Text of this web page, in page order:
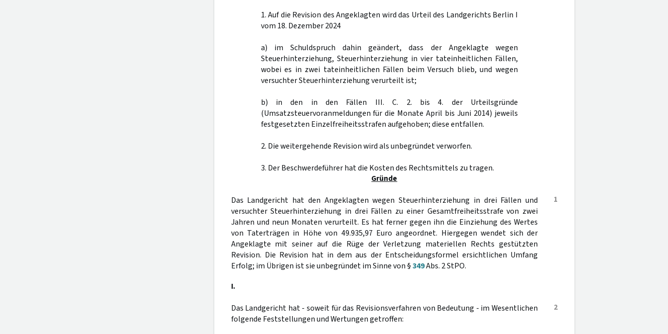
1. Auf die Revision des Angeklagten wird das Urteil des Landgerichts Berlin I
vom 18. Dezember 2024
a) im Schuldspruch dahin geändert, dass der Angeklagte wegen
Steuerhinterziehung, Steuerhinterziehung in vier tateinheitlichen Fällen,
wobei es in zwei tateinheitlichen Fällen beim Versuch blieb, und wegen
versuchter Steuerhinterziehung verurteilt ist;
b) in den in den Fällen III. C. 2. bis 4. der Urteilsgründe
(Umsatzsteuervoranmeldungen für die Monate April bis Juni 2014) jeweils
festgesetzten Einzelfreiheitsstrafen aufgehoben; diese entfallen.
2. Die weitergehende Revision wird als unbegründet verworfen.
3. Der Beschwerdeführer hat die Kosten des Rechtsmittels zu tragen.
Gründe
1
Das Landgericht hat den Angeklagten wegen Steuerhinterziehung in drei Fällen und
versuchter Steuerhinterziehung in drei Fällen zu einer Gesamtfreiheitsstrafe von zwei
Jahren und neun Monaten verurteilt. Es hat ferner gegen ihn die Einziehung des Wertes
von Taterträgen in Höhe von 49.935,97 Euro angeordnet. Hiergegen wendet sich der
Angeklagte mit seiner auf die Rüge der Verletzung materiellen Rechts gestützten
Revision. Die Revision hat in dem aus der Entscheidungsformel ersichtlichen Umfang
Erfolg; im Übrigen ist sie unbegründet im Sinne von §349Abs. 2 StPO.
I.
2
Das Landgericht hat - soweit für das Revisionsverfahren von Bedeutung - im Wesentlichen
folgende Feststellungen und Wertungen getroffen: